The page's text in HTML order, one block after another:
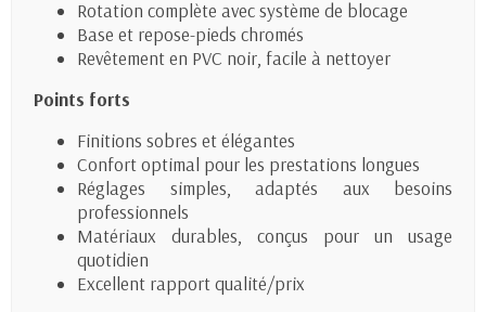
Rotation complète avec système de blocage
Base et repose-pieds chromés
Revêtement en PVC noir, facile à nettoyer
Points forts
Finitions sobres et élégantes
Confort optimal pour les prestations longues
Réglages simples, adaptés aux besoins
professionnels
Matériaux durables, conçus pour un usage
quotidien
Excellent rapport qualité/prix